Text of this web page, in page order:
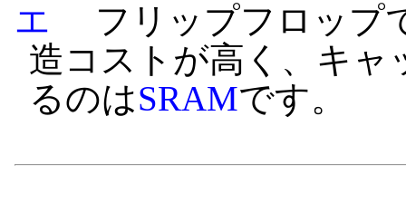
エ フリップフロップ
造コストが高く、キ
るのはSRAMです。